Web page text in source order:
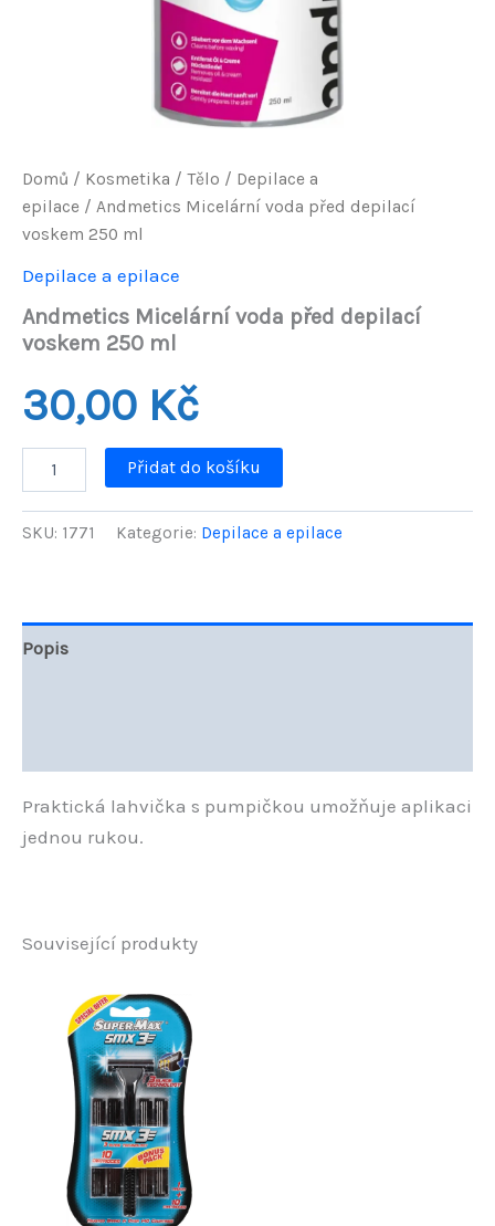
Domů / Kosmetika / Tělo / Depilace a
epilace / Andmetics Micelární voda před depilací
voskem 250 ml
Depilace a epilace
Andmetics Micelární voda před depilací
voskem 250 ml
30,00 Kč
Micelární
před
Přidat do košíku
SKU: 1771 Kategorie: Depilace a epilace
Popis
Praktická lahvička s pumpičkou umožňuje aplikaci
jednou rukou.
Související produkty